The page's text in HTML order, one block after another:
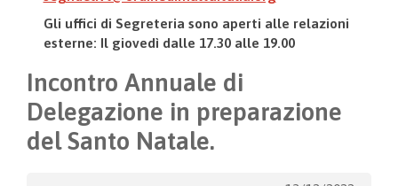
Gli uffici di Segreteria sono aperti alle relazioni
esterne: Il giovedì dalle 17.30 alle 19.00
Incontro Annuale di
Delegazione in preparazione
del Santo Natale.